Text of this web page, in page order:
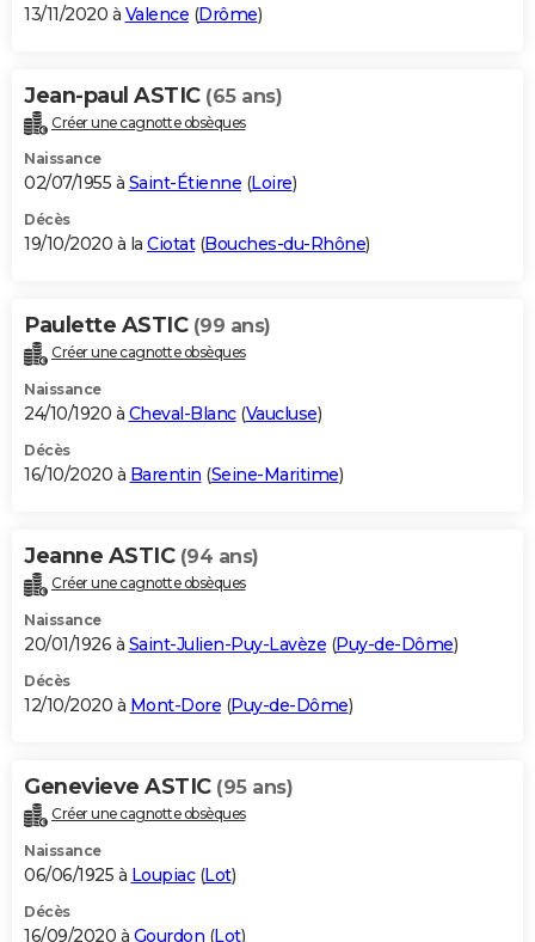
13/11/2020 à Valence (Drôme)
Jean-paul ASTIC (65 ans)
Créer une cagnotte obsèques
Naissance
02/07/1955 à Saint-Étienne (Loire)
Décès
19/10/2020 à la Ciotat(Bouches-du-Rhône)
Paulette ASTIC (99 ans)
Créer une cagnotte obsèques
Naissance
24/10/1920 à Cheval-Blanc(Vaucluse)
Décès
16/10/2020 à Barentin (Seine-Maritime)
Jeanne ASTIC (94 ans)
Créer une cagnotte obsèques
Naissance
20/01/1926 à Saint-Julien-Puy-Lavèze (Puy-de-Dôme)
Décès
12/10/2020 à Mont-Dore (Puy-de-Dôme)
Genevieve ASTIC (95 ans)
Créer une cagnotte obsèques
Naissance
06/06/1925 à Loupiac(Lot)
Décès
16/09/2020 à Gourdon (Lot)